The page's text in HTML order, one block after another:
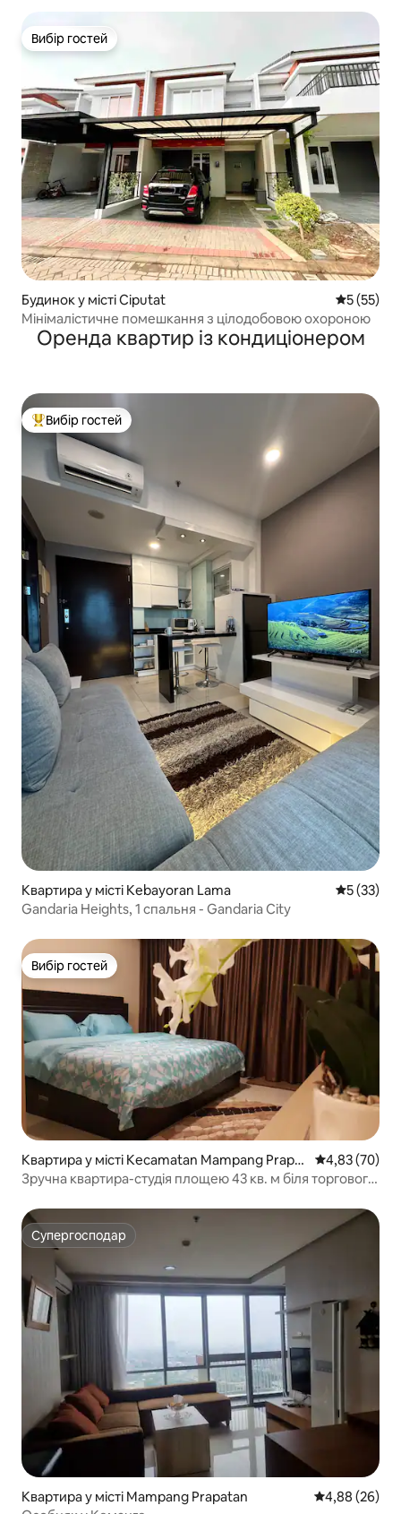
Вибір гостей
Вибір гостей
Будинок у місті Ciputat Середня
5 (55)
Мінімалістичне помешкання з цілодобовою охороною
Оренда квартир із кондиціонером
Топ вибір гостей
Вибір гостей
Квартира у місті Kebayoran Lama Середня
5 (33)
Gandaria Heights, 1 спальня - Gandaria City
Вибір гостей
Вибір гостей
Квартира у місті Kecamatan Mampang Prapat
an
Середня
4,83 (70)
Зручна квартира-студія площею 43 кв. м біля торгового
Супергосподар
Супергосподар
Квартира у місті Mampang Prapatan Середня
4,88 (26)